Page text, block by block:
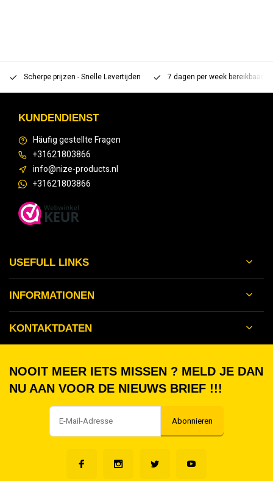
Scherpe prijzen - Snelle Levertijden 7 dagen per week bereikbaar
KUNDENDIENST
Häufig gestellte Fragen
+31621803866
info@nize-products.nl
+31621803866
USEFULL LINKS
INFORMATIONEN
KONTAKTDATEN
NOOIT MEER IETS MISSEN ? MELD JE DAN
NU AAN VOOR DE NIEUWS BRIEF !!!
Abonnieren